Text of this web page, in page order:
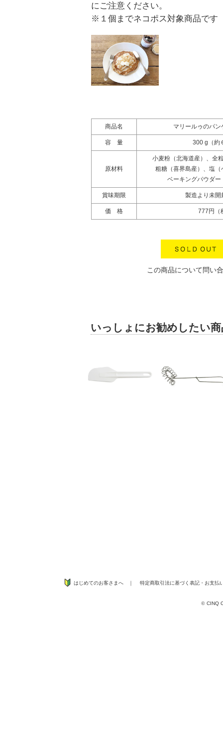
にご注意ください。
※１個までネコポス対象商品です
商品名 マリールゥのパ
容 量 300 g（約
原材料
小麦粉（北海道産）、全
粗糖（喜界島産）、塩
ベーキングパウダ
賞味期限 製造より未開
価 格 777円（
この商品について問い
いっしょにお勧めしたい商
はじめてのお客さまへ ｜ 特定商取引法に基づく表記 ・ お支払
© CINQ